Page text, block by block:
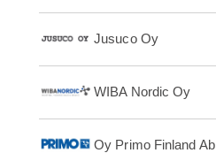
Jusuco Oy
WIBA Nordic Oy
Oy Primo Finland Ab